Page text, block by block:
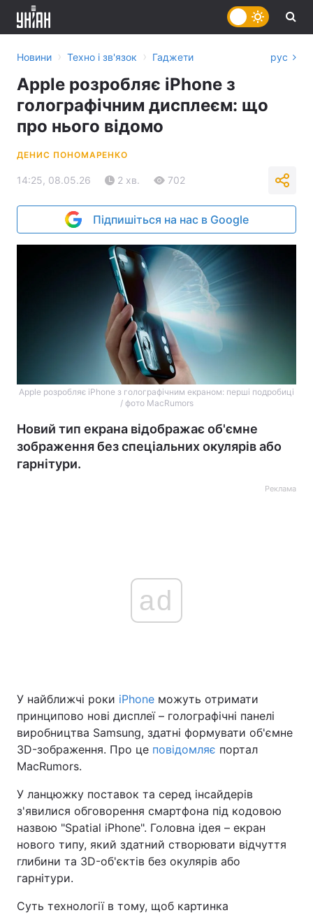
Україна Політика
Економіка Світ
Техно і зв'язок Лайт
Зброя Інциденти
Туризм
Цікавинки Погода
Новини › Техно і зв'язок › Гаджети рус
Apple розробляє iPhone з
голографічним дисплеєм: що
про нього відомо
ДЕНИС ПОНОМАРЕНКО
14:25, 08.05.26 2 хв. 702
Підпишіться на нас в Google
Apple розробляє iPhone з голографічним екраном: перші подробиці
/ фото MacRumors
Новий тип екрана відображає об'ємне
зображення без спеціальних окулярів або
гарнітури.
Реклама
ad
У найближчі роки iPhone можуть отримати
принципово нові дисплеї – голографічні панелі
виробництва Samsung, здатні формувати об'ємне
3D-зображення. Про це повідомляє портал
MacRumors.
У ланцюжку поставок та серед інсайдерів
з'явилися обговорення смартфона під кодовою
назвою "Spatial iPhone". Головна ідея – екран
нового типу, який здатний створювати відчуття
глибини та 3D-об'єктів без окулярів або
гарнітури.
Суть технології в тому, щоб картинка